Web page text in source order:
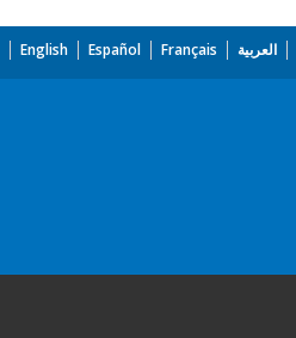
English Español Français العربية